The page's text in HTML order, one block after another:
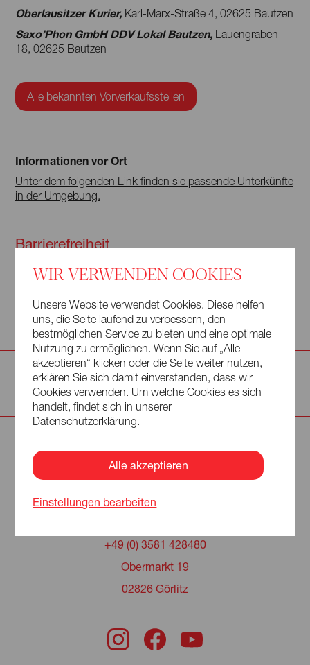
Oberlausitzer Kurier, Karl-Marx-Straße 4, 02625 Bautzen
Saxo’Phon GmbH DDV Lokal Bautzen, Lauengraben
18, 02625 Bautzen
Alle bekannten Vorverkaufsstellen
Informationen vor Ort
Unter dem folgenden Link finden sie passende Unterkünfte
in der Umgebung.
Barrierefreiheit
Veranstaltungsort ist nicht barrierefrei zugänglich.
innerhalb des Gebäudes überwunden werden.
VERANSTALTUNGEN IN:
GEDENKSTÄTTE BAUTZEN / BUDYŠIN
+49 (0) 3581 428480
Obermarkt 19
02826 Görlitz
WIR VERWENDEN COOKIES
Unsere Website verwendet Cookies. Diese helfen
uns, die Seite laufend zu verbessern, den
bestmöglichen Service zu bieten und eine optimale
Nutzung zu ermöglichen. Wenn Sie auf „Alle
akzeptieren“ klicken oder die Seite weiter nutzen,
erklären Sie sich damit einverstanden, dass wir
Cookies verwenden. Um welche Cookies es sich
handelt, findet sich in unserer
Datenschutzerklärung
Alle akzeptieren
Einstellungen bearbeiten